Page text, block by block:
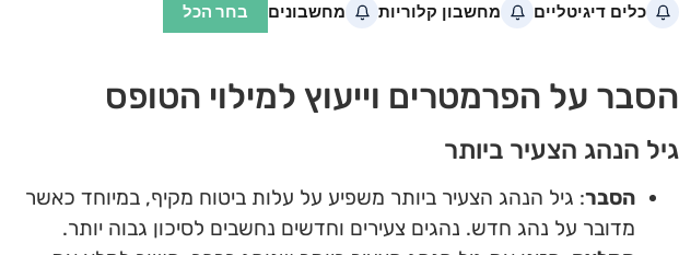
הסבר על הפרמטרים וייעוץ למילוי הטופס
גיל הנהג הצעיר ביותר
הסבר: גיל הנהג הצעיר ביותר משפיע על עלות ביטוח מקיף, במיוחד כאשר
מדובר על נהג חדש. נהגים צעירים וחדשים נחשבים לסיכון גבוה יותר.